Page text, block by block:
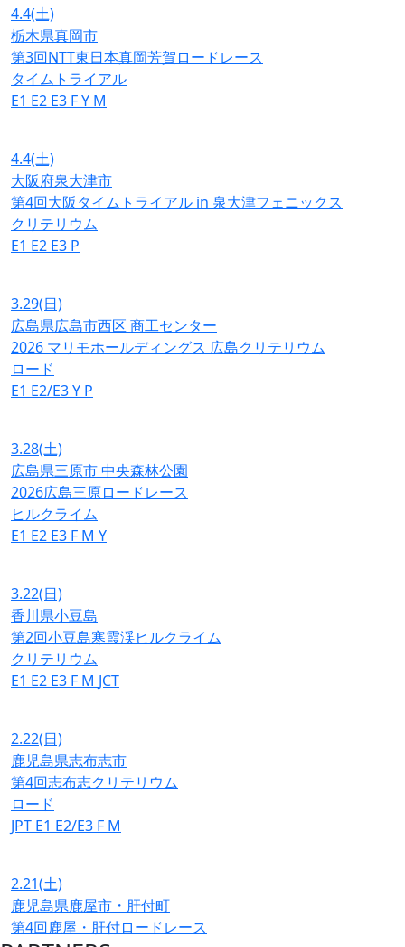
4.4(土)
栃木県真岡市
第3回NTT東日本真岡芳賀ロードレース
タイムトライアル
E1 E2 E3 FY M
4.4(土)
大阪府泉大津市
第4回大阪タイムトライアル in 泉大津フェニックス
クリテリウム
E1 E2 E3 P
3.29(日)
広島県広島市西区 商工センター
2026 マリモホールディングス 広島クリテリウム
ロード
E1 E2/E3Y P
3.28(土)
広島県三原市 中央森林公園
2026広島三原ロードレース
ヒルクライム
E1 E2 E3 F M Y
3.22(日)
香川県小豆島
第2回小豆島寒霞渓ヒルクライム
クリテリウム
E1 E2 E3 F M JCT
2.22(日)
鹿児島県志布志市
第4回志布志クリテリウム
ロード
JPT E1 E2/E3 F M
2.21(土)
鹿児島県鹿屋市・肝付町
第4回鹿屋・肝付ロードレース